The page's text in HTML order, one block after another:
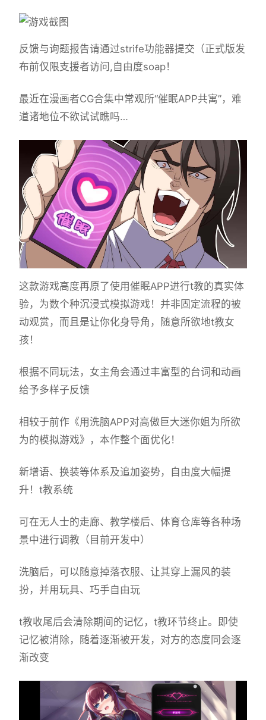
反馈与询题报告请通过strife功能器提交（正式版发
布前仅限支援者访问,自由度soap！
最近在漫画者CG合集中常观所“催眠APP共寓”，难
道诸地位不欲试试瞧吗…
这款游戏高度再原了使用催眠APP进行t教的真实体
验，为数个种沉浸式模拟游戏！并非固定流程的被
动观赏，而且是让你化身导角，随意所欲地t教女
孩！
根据不同玩法，女主角会通过丰富型的台词和动画
给予多样子反馈
相较于前作《用洗脑APP对高傲巨大迷你姐为所欲
为的模拟游戏》，本作整个面优化！
新增语、换装等体系及追加姿势，自由度大幅提
升！t教系统
可在无人士的走廊、教学楼后、体育仓库等各种场
景中进行调教（目前开发中）
洗脑后，可以随意掉落衣服、让其穿上漏风的装
扮，并用玩具、巧手自由玩
t教收尾后会清除期间的记忆，t教环节终止。即使
记忆被消除，随着逐渐被开发，对方的态度同会逐
渐改变